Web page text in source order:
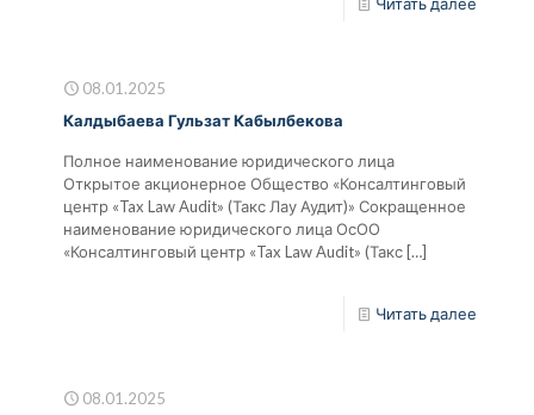
Читать далее
08.01.2025
Калдыбаева Гульзат Кабылбекова
Полное наименование юридического лица
Открытое акционерное Общество «Консалтинговый
центр «Tax Law Audit» (Такс Лау Аудит)» Сокращенное
наименование юридического лица ОсОО
«Консалтинговый центр «Tax Law Audit» (Такс […]
Читать далее
08.01.2025